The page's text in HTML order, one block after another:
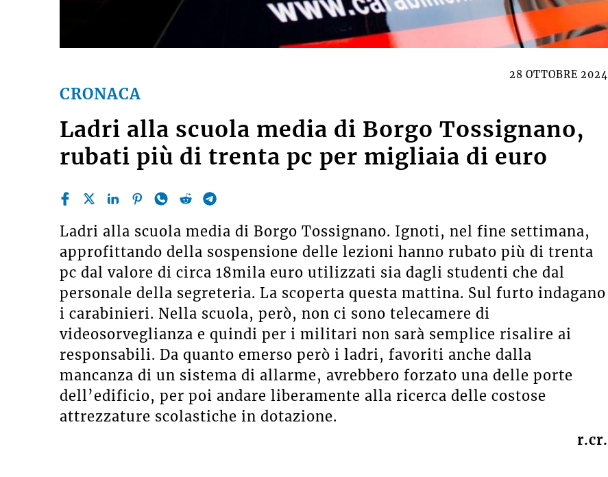
CRONACA
28 OTTOBRE 2024
Ladri alla scuola media di Borgo Tossignano,
rubati più di trenta pc per migliaia di euro
Ladri alla scuola media di Borgo Tossignano. Ignoti, nel fine settimana,
approfittando della sospensione delle lezioni hanno rubato più di trenta
pc dal valore di circa 18mila euro utilizzati sia dagli studenti che dal
personale della segreteria. La scoperta questa mattina. Sul furto indagano
i carabinieri. Nella scuola, però, non ci sono telecamere di
videosorveglianza e quindi per i militari non sarà semplice risalire ai
responsabili. Da quanto emerso però i ladri, favoriti anche dalla
mancanza di un sistema di allarme, avrebbero forzato una delle porte
dell’edificio, per poi andare liberamente alla ricerca delle costose
attrezzature scolastiche in dotazione.
r.cr.